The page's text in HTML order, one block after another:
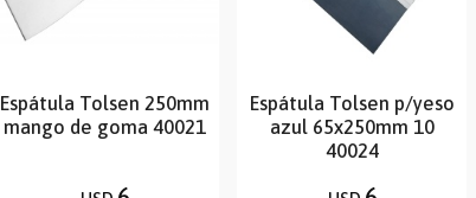
Espátula Tolsen 250mm
mango de goma 40021
Espátula Tolsen p/yeso
azul 65x250mm 10
40024